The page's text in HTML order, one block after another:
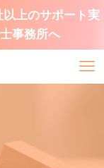
上のサポート実
事務所へ